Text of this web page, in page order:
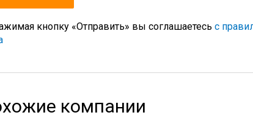
кнопку «Отправить» вы соглашаетесь с
компании